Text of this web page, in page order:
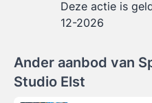
Deze actie is
12-2026
Ander aanbod van
Studio Elst